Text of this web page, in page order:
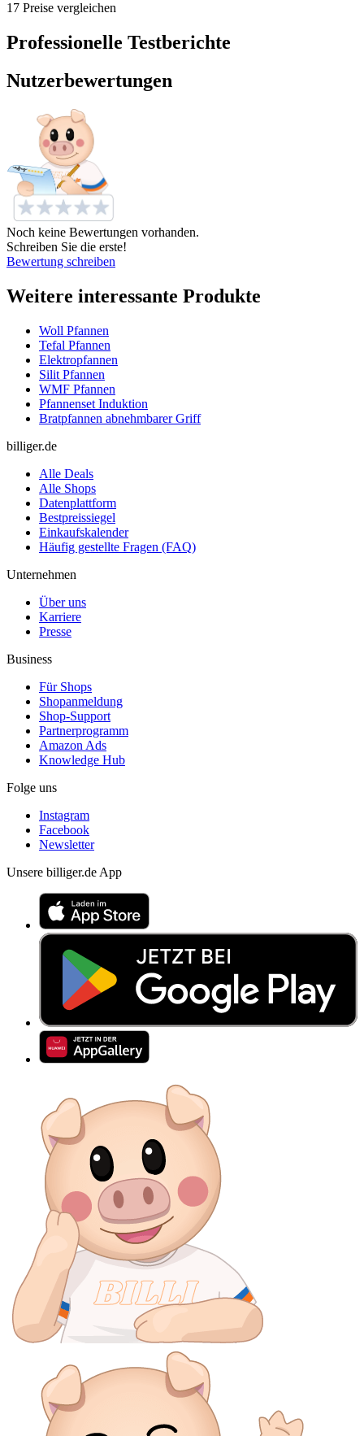
17 Preise vergleichen
Professionelle Testberichte
Nutzerbewertungen
Noch keine Bewertungen vorhanden.
Schreiben Sie die erste!
Bewertung schreiben
Weitere interessante Produkte
Woll Pfannen
Tefal Pfannen
Elektropfannen
Silit Pfannen
WMF Pfannen
Pfannenset Induktion
Bratpfannen abnehmbarer Griff
billiger.de
Alle Deals
Alle Shops
Datenplattform
Bestpreissiegel
Einkaufskalender
Häufig gestellte Fragen (FAQ)
Unternehmen
Über uns
Karriere
Presse
Business
Für Shops
Shopanmeldung
Shop-Support
Partnerprogramm
Amazon Ads
Knowledge Hub
Folge uns
Instagram
Facebook
Newsletter
Unsere billiger.de App